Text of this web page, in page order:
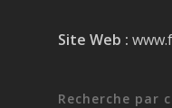
Site Web :
Recherche par